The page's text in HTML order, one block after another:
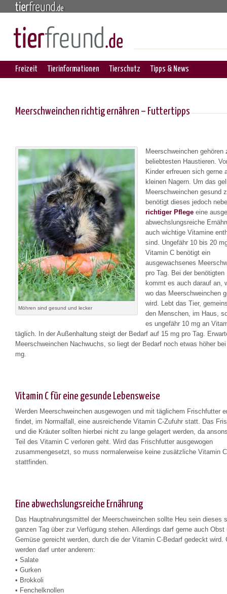
Freizeit Tierinformationen Tierschutz Tipps & News
Meerschweinchen richtig ernähren – Futtertipps
Möhren sind gesund und lecker
Meerschweinchen gehören
beliebtesten Haustieren.
Kinder erfreuen sich gerne
kleinen Nagern. Um das
Meerschweinchen gesund
benötigt dieses jedoch
richtiger Pflege eine
abwechslungsreiche
auch wichtige Vitamine
sind. Ungefähr 10 bis 20
Vitamin C benötigt ein
ausgewachsenes
pro Tag. Bei der benötigten
kommt es auch darauf an,
wo das Meerschweinchen
wird. Lebt das Tier,
den Menschen, im Haus,
es ungefähr 10 mg an
täglich. In der Außenhaltung steigt der Bedarf auf 15 mg pro Tag.
Meerschweinchen Nachwuchs, so liegt der Bedarf noch etwas höher
mg.
Vitamin C für eine gesunde Lebensweise
Werden Meerschweinchen ausgewogen und mit täglichem Frischfutter
findet, im Normalfall, eine ausreichende Vitamin C-Zufuhr statt. Das
und die Kräuter sollten hierbei nicht zu lange gelagert werden, da
Teil des Vitamin C verloren geht. Wird das Frischfutter ausgewogen
zusammengesetzt, so muss normalerweise keine zusätzliche Vitamin
stattfinden.
Eine abwechslungsreiche Ernährung
Das Hauptnahrungsmittel der Meerschweinchen sollte Heu sein dieses
ganzen Tag über zur Verfügung stehen. Allerdings darf gerne auch Obst
Gemüse gereicht werden, durch die der Vitamin C-Bedarf gedeckt wird.
werden darf unter anderem:
• Salate
• Gurken
• Brokkoli
• Fenchelknollen